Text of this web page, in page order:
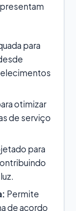
para
otimizar
de serviço
para
Permite
de acordo